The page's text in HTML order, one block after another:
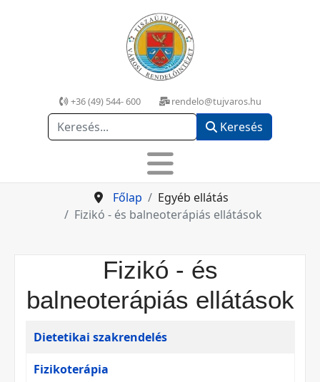
+36 (49) 544- 600 rendelo@tujvaros.hu
Keresés Keresés
Főlap
Egyéb ellátás
Fizikó - és balneoterápiás ellátások
Fizikó - és
balneoterápiás ellátások
Cím
Dietetikai szakrendelés
Fizikoterápia